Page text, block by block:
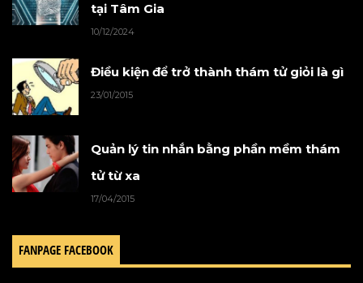
tại Tâm Gia
10/12/2024
Điều kiện để trở thành thám tử giỏi là gì
23/01/2015
Quản lý tin nhắn bằng phần mềm thám
tử từ xa
17/04/2015
FANPAGE FACEBOOK